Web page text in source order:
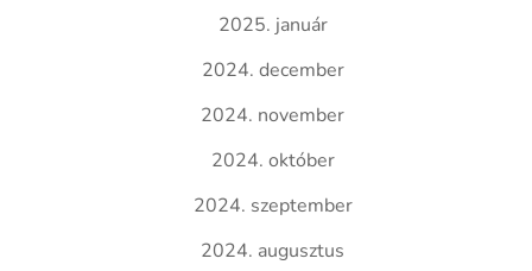
2025. január
2024. december
2024. november
2024. október
2024. szeptember
2024. augusztus